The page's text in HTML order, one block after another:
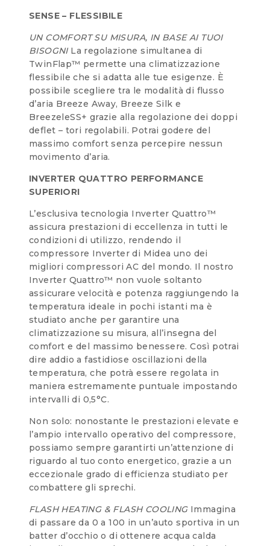
SENSE – FLESSIBILE
UN COMFORT SU MISURA, IN BASE AI TUOI
BISOGNILa regolazione simultanea di
TwinFlap™ permette una climatizzazione
flessibile che si adatta alle tue esigenze. È
possibile scegliere tra le modalità di flusso
d’aria Breeze Away, Breeze Silk e
BreezeleSS+ grazie alla regolazione dei doppi
deflet – tori regolabili. Potrai godere del
massimo comfort senza percepire nessun
movimento d’aria.
INVERTER QUATTRO PERFORMANCE
SUPERIORI
L’esclusiva tecnologia Inverter Quattro™
assicura prestazioni di eccellenza in tutti le
condizioni di utilizzo, rendendo il
compressore Inverter di Midea uno dei
migliori compressori AC del mondo. Il nostro
Inverter Quattro™ non vuole soltanto
assicurare velocità e potenza raggiungendo la
temperatura ideale in pochi istanti ma è
studiato anche per garantire una
climatizzazione su misura, all’insegna del
comfort e del massimo benessere. Così potrai
dire addio a fastidiose oscillazioni della
temperatura, che potrà essere regolata in
maniera estremamente puntuale impostando
intervalli di 0,5°C.
Non solo: nonostante le prestazioni elevate e
l’ampio intervallo operativo del compressore,
possiamo sempre garantirti un’attenzione di
riguardo al tuo conto energetico, grazie a un
eccezionale grado di efficienza studiato per
combattere gli sprechi.
FLASH HEATING & FLASH COOLINGImmagina
di passare da 0 a 100 in un’auto sportiva in un
batter d’occhio o di ottenere acqua calda